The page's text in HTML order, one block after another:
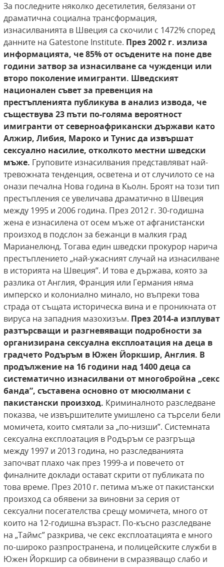
За последните няколко десетилетия, белязани от
драматична социална трансформация,
изнасилванията в Швеция са скочили с 1472% според
данните на Gatestone Institute. През 2002 г. излиза
информацията, че 85% от осъдените на поне две
години затвор за изнасилване са чужденци или
второ поколение имигранти. Шведският
национален съвет за превенция на
престъпленията публикува в анализ извода, че
съществува 23 пъти по-голяма вероятност
имигранти от северноафрикански държави като
Алжир, Либия, Мароко и Тунис да извършат
сексуално насилие, отколкото местни шведски
мъже. Груповите изнасилвания представляват най-
тревожната тенденция, осветена и от случилото се на
онази печална Нова година в Кьолн. Броят на този тип
престъпления се увеличава драматично в Швеция
между 1995 и 2006 година. През 2012 г. 30-годишна
жена е изнасилена от осем мъже от афганистански
произход в подслон за бежанци в малкия град
Марианелюнд. Тогава един шведски прокурор нарича
престъплението „най-ужасният случай на изнасилване
в историята на Швеция”. И това е държава, която за
разлика от Англия, Франция или Германия няма
имперско и колониално минало, но въпреки това
страда от същата историческа вина и е проникната от
вируса на западния мазохизъм. През2014-а изплуват
разтърсващи и разгневяващи подробности за
организирана сексуална експлоатация на деца в
градчето Родъръм в Южен Йоркшир, Англия. В
продължение на 16 години над 1400 деца са
систематично изнасилвани от многобройна „секс
банда”, съставена основноот мюсюлмани с
пакистански произход. Криминалното разследване
показва, че извършителите умишлено са търсели бели
момичета, които смятали за „по-низши”. Системната
сексуална експлоатация в Родъръм се разгръща
между 1997 и 2013 година, но разследванията
започват плахо чак през 1999-а и повечето от
финалните доклади остават скрити от публиката по
това време. През 2010 г. петима мъже от пакистански
произход са обявени за виновни за серия от
сексуални посегателства срещу момичета, много от
които на 12-годишна възраст. По-късно разследване
на „Таймс” разкрива, че секс експлоатацията е много
по-широко разпространена, и полицейските служби в
Южен Йоркшир са обвинени в смразяващо слабо и